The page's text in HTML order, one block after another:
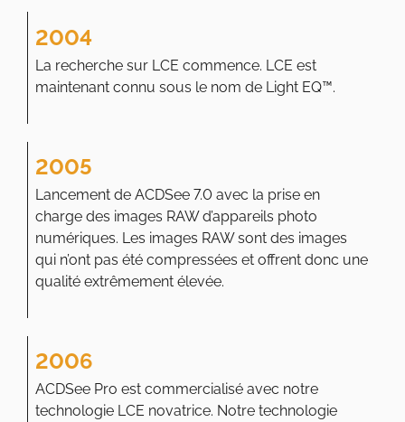
2004
La recherche sur LCE commence. LCE est
maintenant connu sous le nom de Light EQ™.
2005
Lancement de ACDSee 7.0 avec la prise en
charge des images RAW d’appareils photo
numériques. Les images RAW sont des images
qui n’ont pas été compressées et offrent donc une
qualité extrêmement élevée.
2006
ACDSee Pro est commercialisé avec notre
technologie LCE novatrice. Notre technologie